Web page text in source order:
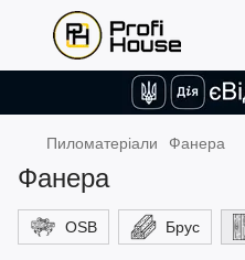
Пиломатеріали Фанера
Фанера
OSB Брус